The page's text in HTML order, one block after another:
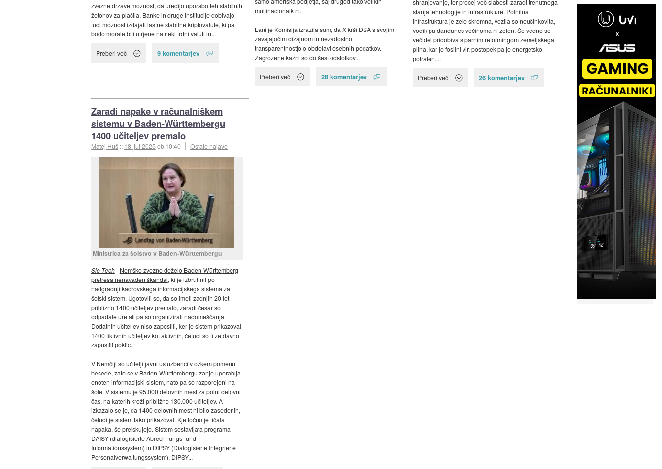
zvezne države možnost, da uredijo uporabo teh stabilnih
žetonov za plačila. Banke in druge institucije dobivajo
tudi možnost izdajati lastne stabilne kriptovalute, ki pa
bodo morale biti utrjene na neki trdni valuti in...
Preberi več 9 komentarjev
multinacionalk ni.
Lani je Komisija izrazila sum, da X krši DSA s svojim
zavajajočim dizajnom in nezadostno
transparentnostjo o obdelavi osebnih podatkov.
Zagrožene kazni so do šest odstotkov...
Preberi več 28 komentarjev
shranjevanje, ter precej več slabosti zaradi trenutnega
stanja tehnologije in infrastrukture. Polnilna
infrastruktura je zelo skromna, vozila so neučinkovita,
vodik pa dandanes večinoma ni zelen. Še vedno se
večidel pridobiva s parnim reformingom zemeljskega
plina, kar je fosilni vir, postopek pa je energetsko
potraten....
Preberi več 26 komentarjev
Zaradi napake v računalniškem
sistemu v Baden-Württembergu
1400 učiteljev premalo
Matej Huš :: 18. jul 2025ob 10:40 Ostale najave
Ministrica za šolstvo v Baden-Württembergu
Slo-Tech- Nemško zvezno deželo Baden-Württemberg
pretresa nenavaden škandal, ki je izbruhnil po
nadgradnji kadrovskega informacijskega sistema za
šolski sistem. Ugotovili so, da so imeli zadnjih 20 let
približno 1400 učiteljev premalo, zaradi česar so
odpadale ure ali pa so organizirali nadomeščanja.
Dodatnih učiteljev niso zaposlili, ker je sistem prikazoval
1400 fiktivnih učiteljev kot aktivnih, četudi so ti že davno
zapustili poklic.
V Nemčiji so učitelji javni uslužbenci v ozkem pomenu
besede, zato se v Baden-Württembergu zanje uporablja
enoten informacijski sistem, nato pa so razporejeni na
šole. V sistemu je 95.000 delovnih mest za polni delovni
čas, na katerih kroži približno 130.000 učiteljev. A
izkazalo se je, da 1400 delovnih mest ni bilo zasedenih,
četudi je sistem tako prikazoval. Kje točno je tičala
napaka, še preiskujejo. Sistem sestavljata programa
DAISY (dialogisierte Abrechnungs- und
Informationssystem) in DIPSY (Dialogisierte Integrierte
Personalverwaltungssystem). DIPSY...